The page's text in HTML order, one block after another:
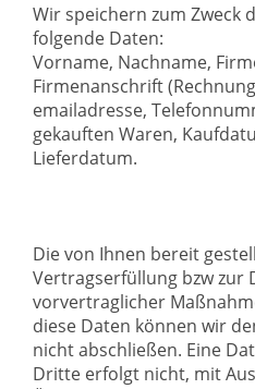
Wir speichern zum Zweck
folgende Daten:
Vorname, Nachname,
Firmenanschrift
emailadresse,
gekauften Waren,
Lieferdatum.
Die von Ihnen bereit
Vertragserfüllung bzw zur
vorvertraglicher
diese Daten können wir
nicht abschließen. Eine
Dritte erfolgt nicht, mit